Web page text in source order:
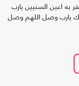
به اعين السنيين يارب
يارب وصل اللهم وصل